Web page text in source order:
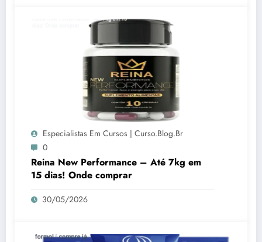
Especialistas Em Cursos | Curso.blog.br
0
Reina New Performance – Até 7kg em
15 dias! Onde comprar
30/05/2026